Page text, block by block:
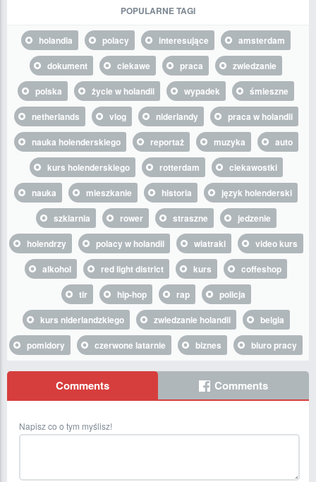
POPULARNE TAGI
holandia polacy interesujące
amsterdam
dokument
ciekawe praca
zwiedzanie
polska
życie w holandii wypadek
śmieszne
netherlands
vlog niderlandy
praca w holandii
nauka holenderskiego
reportaż muzyka
auto
kurs holenderskiego
rotterdam
ciekawostki
nauka
mieszkanie historia
język holenderski
szklarnia
rower straszne
jedzenie
holendrzy
polacy w holandii wiatraki
video kurs
alkohol
red light district kurs
coffeshop
tir
hip-hop rap
policja
kurs niderlandzkiego
zwiedzanie holandii
belgia
pomidory
czerwone latarnie biznes biuro pracy
Comments Comments
Napisz co o tym myślisz!